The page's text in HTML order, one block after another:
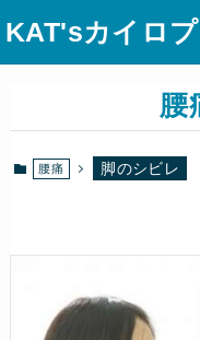
KAT'sカイロ
腰
腰痛 脚のシビレ